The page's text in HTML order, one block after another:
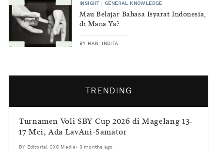
INSIGHT |GENERAL KNOWLEDGE
Mau Belajar Bahasa Isyarat Indonesia,
di Mana Ya?
BY HANI INDITA
TRENDING
Turnamen Voli SBY Cup 2026 di Magelang 13-
17 Mei, Ada LavAni-Samator
BY Editorial CXO Media • 3 months ago